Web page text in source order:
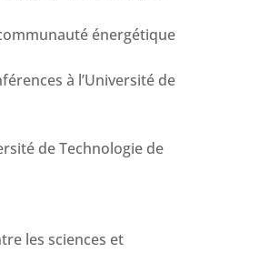
énergétique
à l’Université de
de Technologie de
les sciences et